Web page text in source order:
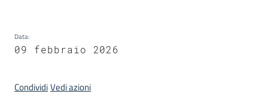
Mediateca
Guglielmi
Data:
09 febbraio 2026
CondividiVedi azioni